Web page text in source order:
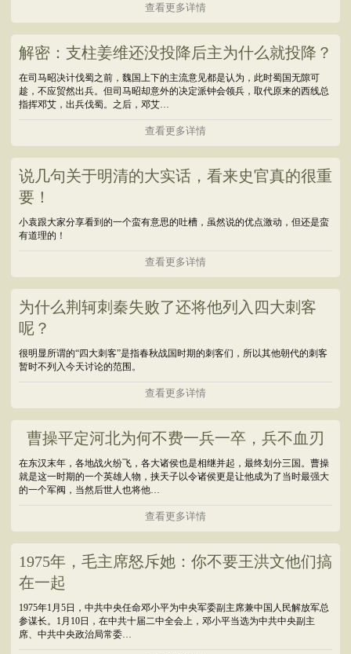
查看更多详情
解密：支柱姜维还没投降后主为什么就投降？
在司马昭决计伐蜀之前，魏国上下的主流意见都是认为，此时蜀国无隙可
趁，不应贸然出兵。但司马昭却意外的决定派钟会领兵，取代原来的西线总
指挥邓艾，出兵伐蜀。之后，邓艾…
查看更多详情
说几句关于明清的大实话，看来史官真的很重
要！
小袁跟大家分享看到的一个蛮有意思的吐槽，虽然说的优点激动，但还是蛮
有道理的！
查看更多详情
为什么荆轲刺秦失败了还将他列入四大刺客
呢？
很明显所谓的“四大刺客”是指春秋战国时期的刺客们，所以其他朝代的刺客
暂时不列入今天讨论的范围。
查看更多详情
曹操平定河北为何不费一兵一卒，兵不血刃
在东汉末年，各地战火纷飞，各大诸侯也是相继并起，最终划分三国。曹操
就是这一时期的一个英雄人物，挟天子以令诸侯更是让他成为了当时最强大
的一个军阀，当然后世人也将他…
查看更多详情
1975年，毛主席怒斥她：你不要王洪文他们搞
在一起
1975年1月5日，中共中央任命邓小平为中央军委副主席兼中国人民解放军总
参谋长。1月10日，在中共十届二中全会上，邓小平当选为中共中央副主
席、中共中央政治局常委…